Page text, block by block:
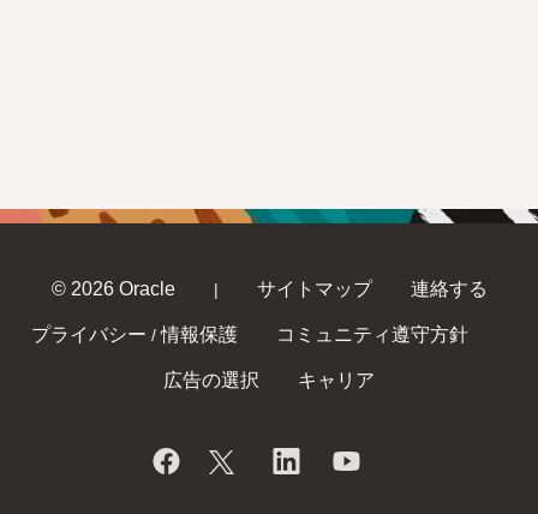
© 2026 Oracle | サイトマップ 連絡する
プライバシー / 情報保護 コミュニティ遵守方針
広告の選択 キャリア